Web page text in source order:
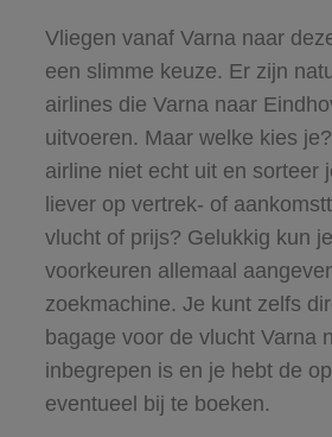
Vliegen vanaf Varna naar
een slimme keuze. Er zijn
airlines die Varna naar
uitvoeren. Maar welke kies
airline niet echt uit en sorteer
liever op vertrek- of
vlucht of prijs? Gelukkig kun
voorkeuren allemaal
zoekmachine. Je kunt zelfs
bagage voor de vlucht Varna
inbegrepen is en je hebt de
eventueel bij te boeken.